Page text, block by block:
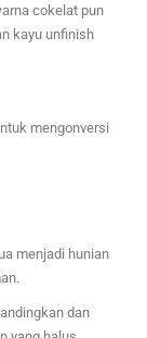
cokelat pun
kayu unfinish
mengonversi
menjadi hunian
dan